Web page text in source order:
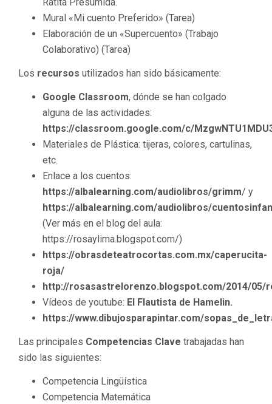
Mural «Mi cuento Preferido» (Tarea)
Elaboración de un «Supercuento» (Trabajo
Colaborativo) (Tarea)
Los recursos utilizados han sido básicamente:
Google Classroom, dónde se han colgado
alguna de las actividades:
https://classroom.google.com/c/
Materiales de Plástica: tijeras, colores, cartulinas,
etc.
Enlace a los cuentos:
https://albalearning.com/audiolibros/grimm/ y
https://albalearning.com/audiolibros/
(Ver más en el blog del aula:
https://rosaylima.blogspot.com/)
https://obrasdeteatrocortas.com.mx/caperucita-
roja/
http://rosasastrelorenzo.blogspot.com/2014/05/
Vídeos de youtube: El Flautista de Hamelin.
https://www.dibujosparapintar.com/
Las principales Competencias Clave trabajadas han
sido las siguientes:
Competencia Lingüística
Competencia Matemática